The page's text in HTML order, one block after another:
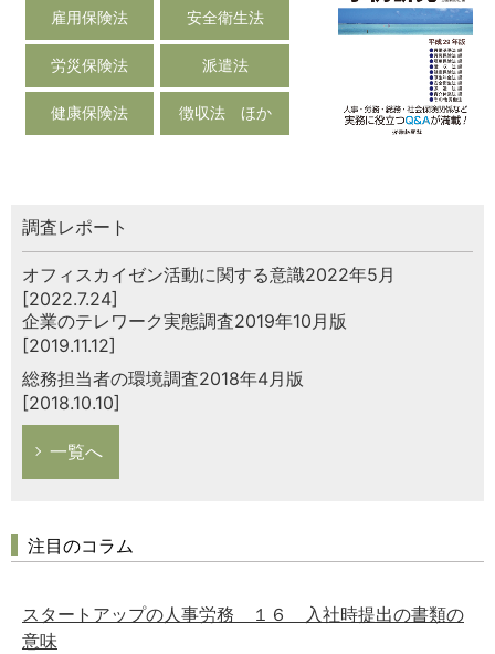
雇用保険法 安全衛生法
労災保険法 派遣法
健康保険法 徴収法 ほか
調査レポート
オフィスカイゼン活動に関する意識2022年5月
[2022.7.24]
企業のテレワーク実態調査2019年10月版
[2019.11.12]
総務担当者の環境調査2018年4月版
[2018.10.10]
一覧へ
注目のコラム
スタートアップの人事労務 １６ 入社時提出の書類の
意味